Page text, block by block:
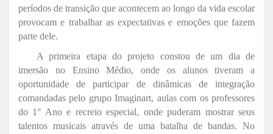
períodos de transição que acontecem ao longo da vida escolar
provocam e trabalhar as expectativas e emoções que fazem
parte dele.
A primeira etapa do projeto constou de um dia de
imersão no Ensino Médio, onde os alunos tiveram a
oportunidade de participar de dinâmicas de integração
comandadas pelo grupo Imaginart, aulas com os professores
do 1° Ano e recreio especial, onde puderam mostrar seus
talentos musicais através de uma batalha de bandas. No